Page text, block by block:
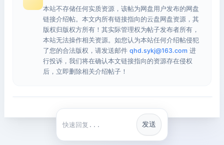
本站不存储任何实质资源，该帖为网盘用户发布的网盘
链接介绍帖。本文内所有链接指向的云盘网盘资源，其
版权归版权方所有！其实际管理权为帖子发布者所有，
本站无法操作相关资源。如您认为本站任何介绍帖侵犯
了您的合法版权，请发送邮件 qhd.sykj@163.com 进
行投诉，我们将在确认本文链接指向的资源存在侵权
后，立即删除相关介绍帖子！
快捷回复
发送